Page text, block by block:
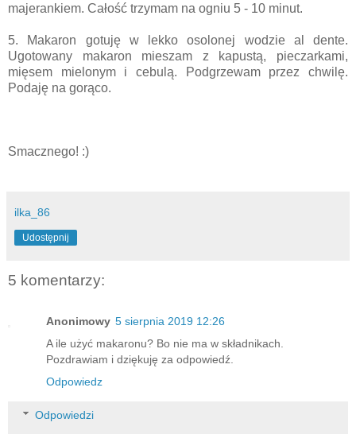
majerankiem. Całość trzymam na ogniu 5 - 10 minut.
5. Makaron gotuję w lekko osolonej wodzie al dente.
Ugotowany makaron mieszam z kapustą, pieczarkami,
mięsem mielonym i cebulą. Podgrzewam przez chwilę.
Podaję na gorąco.
Smacznego! :)
ilka_86
Udostępnij
5 komentarzy:
Anonimowy 5 sierpnia 2019 12:26
A ile użyć makaronu? Bo nie ma w składnikach.
Pozdrawiam i dziękuję za odpowiedź.
Odpowiedz
Odpowiedzi